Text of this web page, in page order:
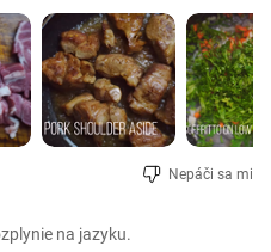
Nepáči sa mi
na jazyku.